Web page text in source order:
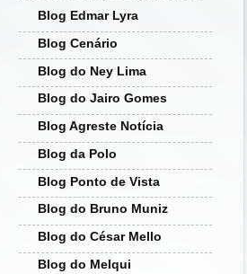
Blog Edmar Lyra
Blog Cenário
Blog do Ney Lima
Blog do Jairo Gomes
Blog Agreste Notícia
Blog da Polo
Blog Ponto de Vista
Blog do Bruno Muniz
Blog do César Mello
Blog do Melqui